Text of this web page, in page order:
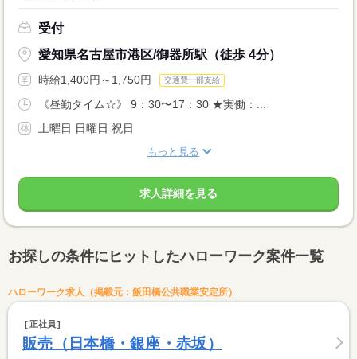
受付
愛知県名古屋市港区/御器所駅（徒歩 4分）
時給1,400円～1,750円 交通費一部支給
《昼勤タイム☆》 9：30〜17：30 ★実働：...
土曜日 日曜日 祝日
もっと見る
求人詳細を見る
お探しの条件にヒットしたハローワーク案件一覧
ハローワーク求人（掲載元：飯田橋公共職業安定所）
正社員
販売（日本橋・銀座・赤坂）